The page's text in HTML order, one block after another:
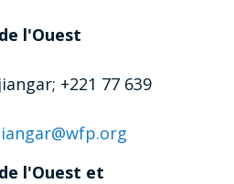
l'Ouest
+221 77 639
l'Ouest et